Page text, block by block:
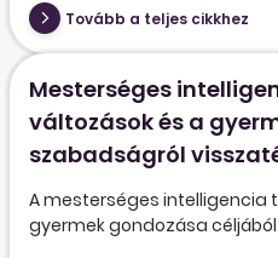
Tovább a teljes cikkhez
Mesterséges
változások és a
szabadságról
A mesterséges intelligencia
gyermek gondozása céljából